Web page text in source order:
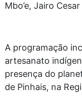
Mbo’e, Jairo
A programação
artesanato
presença do
de Pinhais, na